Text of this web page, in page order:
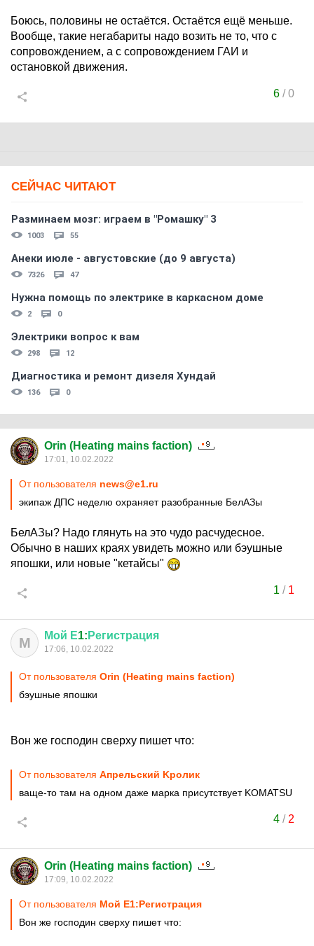
Боюсь, половины не остаётся. Остаётся ещё меньше.
Вообще, такие негабариты надо возить не то, что с
сопровождением, а с сопровождением ГАИ и
остановкой движения.
6/0
СЕЙЧАС ЧИТАЮТ
Разминаем мозг: играем в "Ромашку" 3
1003 55
Анеки июле - августовские (до 9 августа)
7326 47
Нужна помощь по электрике в каркасном доме
2 0
Электрики вопрос к вам
298 12
Диагностика и ремонт дизеля Хундай
136 0
Orin (Heating mains faction)
17:01, 10.02.2022
От пользователя news@e1.ru
экипаж ДПС неделю охраняет разобранные БелАЗы
БелАЗы? Надо глянуть на это чудо расчудесное.
Обычно в наших краях увидеть можно или бэушные
япошки, или новые "кетайсы"
1 / 1
М Мой Е1: Регистрация
17:06, 10.02.2022
От пользователя Orin (Heating mains faction)
бэушные япошки
Вон же господин сверху пишет что:
От пользователя Aпрельский Kролик
ваще-то там на одном даже марка присутствует KOMATSU
4/ 2
Orin (Heating mains faction)
17:09, 10.02.2022
От пользователя Мой Е1:Регистрация
Вон же господин сверху пишет что: